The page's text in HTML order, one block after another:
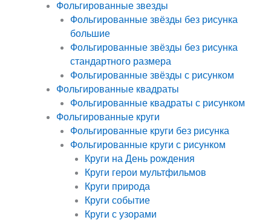
Фольгированные звезды
Фольгированные звёзды без рисунка
большие
Фольгированные звёзды без рисунка
стандартного размера
Фольгированные звёзды с рисунком
Фольгированные квадраты
Фольгированные квадраты с рисунком
Фольгированные круги
Фольгированные круги без рисунка
Фольгированные круги с рисунком
Круги на День рождения
Круги герои мультфильмов
Круги природа
Круги событие
Круги с узорами